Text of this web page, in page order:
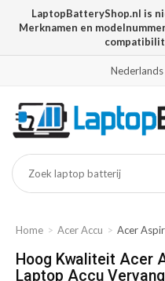
LaptopBatteryShop.nl is
Merknamen en
Nederlands
Home Acer Accu Acer
Hoog Kwaliteit Acer
Laptop Accu